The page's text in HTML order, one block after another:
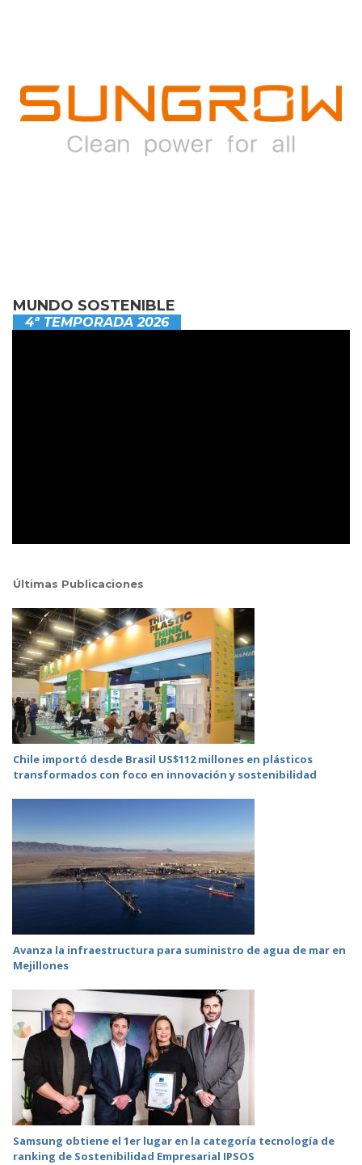
MUNDO SOSTENIBLE
4ª TEMPORADA 2026
Últimas Publicaciones
Chile importó desde Brasil US$112 millones en plásticos
transformados con foco en innovación y sostenibilidad
Avanza la infraestructura para suministro de agua de mar en
Mejillones
Samsung obtiene el 1er lugar en la categoría tecnología de
ranking de Sostenibilidad Empresarial IPSOS